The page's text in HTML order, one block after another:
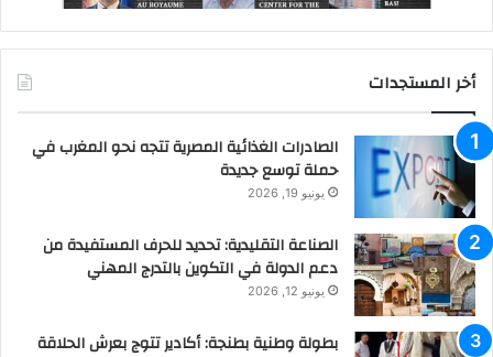
أخر المستجدات
الصادرات الغذائية المصرية تتجه نحو المغرب في
حملة توسع جديدة
يونيو 19, 2026
الصناعة التقليدية: تحديد للحرف المستفيدة من
دعم الدولة في التكوين بالتدرج المهني
يونيو 12, 2026
بطولة وطنية بطنجة: أكادير تتوج بعرش الحلاقة